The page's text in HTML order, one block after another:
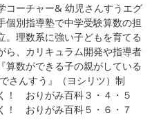
コーチャー& 幼児さんすうエグ
個別指導塾で中学受験算数の担
。理数系に強い子どもを育てる
ら、カリキュラム開発や指導者
算数ができる子の親がしている
さんすう』（ヨシリツ）制
！ おりがみ百科３・４・５
！ おりがみ百科５・６・７